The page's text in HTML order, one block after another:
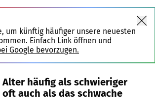
um künftig häufiger unsere neuesten
Einfach Link öffnen und
Google bevorzugen.
Alter häufig als schwieriger
auch als das schwache